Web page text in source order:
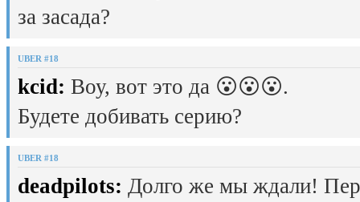
за засада?
UBER #18
kcid: Воу, вот это да 😮😮😮.
Будете добивать серию?
UBER #18
deadpilots: Долго же мы ждали!